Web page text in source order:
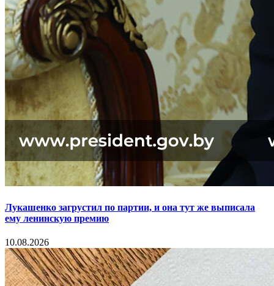
Лукашенко загрустил по партии, и она тут же выписала
ему ленинскую премию
10.08.2026